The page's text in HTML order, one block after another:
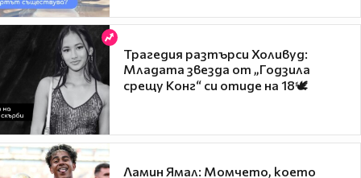
Трагедия разтърси Холивуд:
Младата звезда от „Годзила
срещу Конг“ си отиде на 18🕊️
Ламин Ямал: Момчето, което